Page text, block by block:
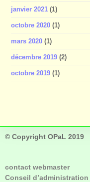
janvier 2021 (1)
octobre 2020 (1)
mars 2020 (1)
décembre 2019 (2)
octobre 2019 (1)
© Copyright OPaL 2019
contact webmaster
Conseil d’administration